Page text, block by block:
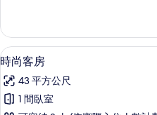
有
相
片
情
相
片
套
房
的
情
顯
示
時
尚
22
時尚客房
43 平方公尺
1 間臥室